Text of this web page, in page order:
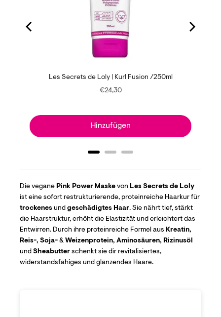
Les Secrets de Loly | Kurl Fusion /250ml
Price
€24,30
Hinzufügen
Die vegane Pink Power Maske von Les Secrets de Loly
ist eine sofort restrukturierende, proteinreiche Haarkur für
trockenes und geschädigtes Haar. Sie nährt tief, stärkt
die Haarstruktur, erhöht die Elastizität und erleichtert das
Entwirren. Durch ihre proteinreiche Formel aus Kreatin,
Reis-, Soja- & Weizenprotein, Aminosäuren, Rizinusöl
und Sheabutter schenkt sie dir revitalisiertes,
widerstandsfähiges und glänzendes Haare.